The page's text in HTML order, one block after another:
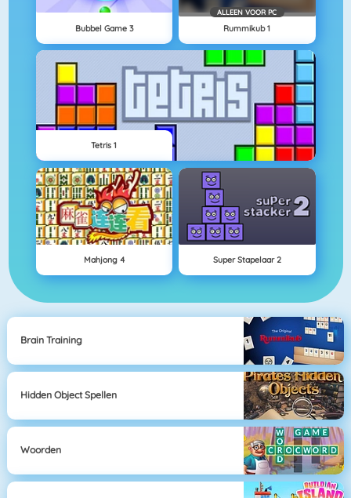
Bubbel Game 3
ALLEEN VOOR PC
Rummikub 1
Tetris 1
Mahjong 4 Super Stapelaar 2
Brain Training
Hidden Object Spellen
Woorden